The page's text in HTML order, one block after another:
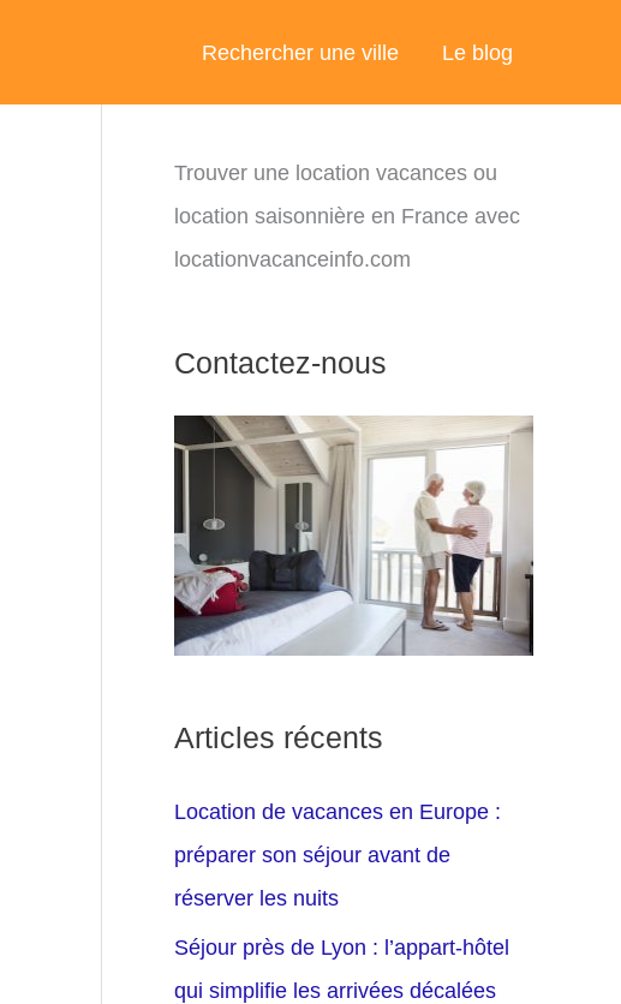
Rechercher une ville Le blog
Trouver une location vacances ou
location saisonnière en France avec
locationvacanceinfo.com
Contactez-nous
Articles récents
Location de vacances en Europe :
préparer son séjour avant de
réserver les nuits
Séjour près de Lyon : l’appart-hôtel
qui simplifie les arrivées décalées